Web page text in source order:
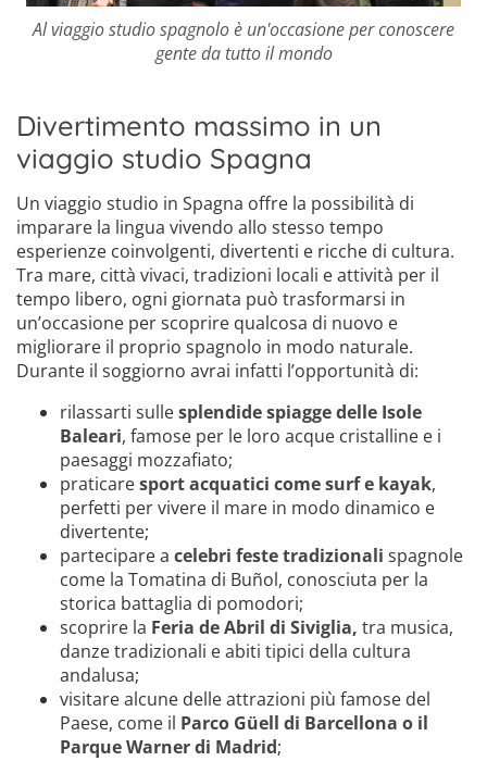
Al viaggio studio spagnolo è un'occasione per conoscere
gente da tutto il mondo
Divertimento massimo in un
viaggio studio Spagna
Un viaggio studio in Spagna offre la possibilità di
imparare la lingua vivendo allo stesso tempo
esperienze coinvolgenti, divertenti e ricche di cultura.
Tra mare, città vivaci, tradizioni locali e attività per il
tempo libero, ogni giornata può trasformarsi in
un’occasione per scoprire qualcosa di nuovo e
migliorare il proprio spagnolo in modo naturale.
Durante il soggiorno avrai infatti l’opportunità di:
rilassarti sullesplendide spiagge delle Isole
Baleari, famose per le loro acque cristalline e i
paesaggi mozzafiato;
praticaresport acquatici come surf e kayak,
perfetti per vivere il mare in modo dinamico e
divertente;
partecipare a celebri feste tradizionali spagnole
come la Tomatina di Buñol, conosciuta per la
storica battaglia di pomodori;
scoprire la Feria de Abril di Siviglia, tra musica,
danze tradizionali e abiti tipici della cultura
andalusa;
visitare alcune delle attrazioni più famose del
Paese, come il Parco Güell di Barcellona o il
Parque Warner di Madrid;